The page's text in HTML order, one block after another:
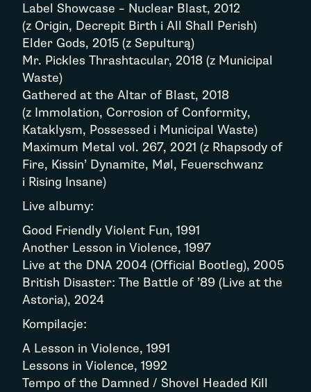
Label Showcase – Nuclear Blast, 2012
(z Origin, Decrepit Birth i All Shall Perish)
Elder Gods, 2015 (z Sepulturą)
Mr. Pickles Thrashtacular, 2018 (z Municipal
Waste)
Gathered at the Altar of Blast, 2018
(z Immolation, Corrosion of Conformity,
Kataklysm, Possessed i Municipal Waste)
Maximum Metal vol. 267, 2021 (z Rhapsody of
Fire, Kissin’ Dynamite, Møl, Feuerschwanz
i Rising Insane)
Live albumy:
Good Friendly Violent Fun, 1991
Another Lesson in Violence, 1997
Live at the DNA 2004 (Official Bootleg), 2005
British Disaster: The Battle of ’89 (Live at the
Astoria), 2024
Kompilacje:
A Lesson in Violence, 1991
Lessons in Violence, 1992
Tempo of the Damned / Shovel Headed Kill